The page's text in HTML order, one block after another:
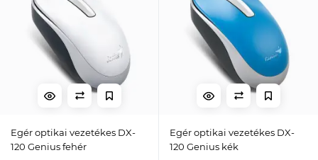
Egér optikai vezetékes DX-
120 Genius fehér
Egér optikai vezetékes DX-
120 Genius kék